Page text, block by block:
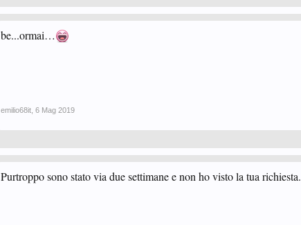
be...ormai…
emilio68it 6 Mag 2019
Purtroppo sono stato via due settimane e non ho visto la tua richiesta.